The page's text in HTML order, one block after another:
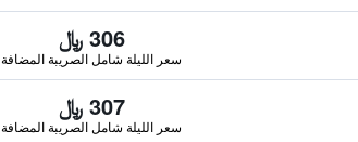
306 ﷼
سعر الليلة شامل الصريبة المضافة
307 ﷼
سعر الليلة شامل الصريبة المضافة